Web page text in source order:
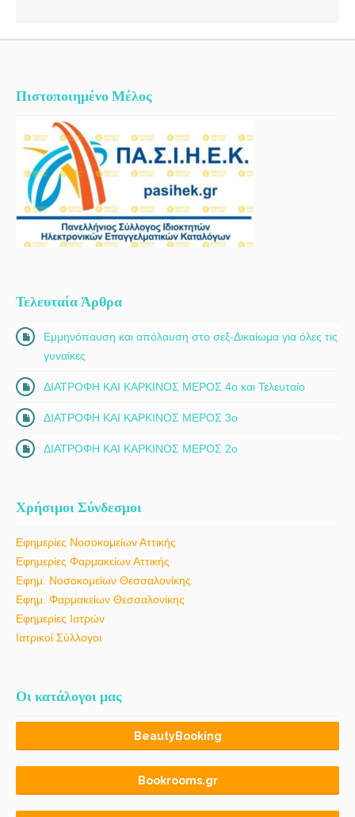
Πιστοποιημένο Μέλος
Τελευταία Άρθρα
Εμμηνόπαυση και απόλαυση στο σεξ-Δικαίωμα για όλες τις
γυναίκες
ΔΙΑΤΡΟΦΗ ΚΑΙ ΚΑΡΚΙΝΟΣ ΜΕΡΟΣ 4ο και Τελευταίο
ΔΙΑΤΡΟΦΗ ΚΑΙ ΚΑΡΚΙΝΟΣ ΜΕΡΟΣ 3ο
ΔΙΑΤΡΟΦΗ ΚΑΙ ΚΑΡΚΙΝΟΣ ΜΕΡΟΣ 2ο
Χρήσιμοι Σύνδεσμοι
Εφημερίες Νοσοκομείων Αττικής
Εφημερίες Φαρμακείων Αττικής
Εφημ. Νοσοκομείων Θεσσαλονίκης
Εφημ. Φαρμακείων Θεσσαλονίκης
Εφημερίες Ιατρών
Ιατρικοί Σύλλογοι
Οι κατάλογοι μας
BeautyBooking
Bookrooms.gr